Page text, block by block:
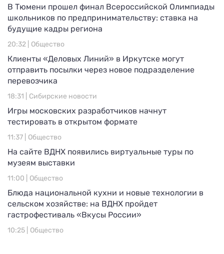
В Тюмени прошел финал Всероссийской Олимпиады
школьников по предпринимательству: ставка на
будущие кадры региона
20:32 | Общество
Клиенты «Деловых Линий» в Иркутске могут
отправить посылки через новое подразделение
перевозчика
18:31 | Сибирские новости
Игры московских разработчиков начнут
тестировать в открытом формате
11:37 | Общество
На сайте ВДНХ появились виртуальные туры по
музеям выставки
11:00 | Общество
Блюда национальной кухни и новые технологии в
сельском хозяйстве: на ВДНХ пройдет
гастрофестиваль «Вкусы России»
10:25 | Общество